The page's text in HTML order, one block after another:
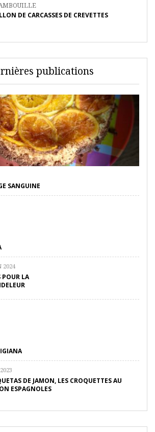
DE CARCASSES DE CREVETTES
publications
SANGUINE
2024
POUR LA
DE JAMON, LES CROQUETTES AU
ESPAGNOLES